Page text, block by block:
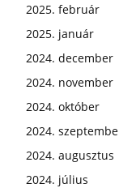
2025. február
2025. január
2024. december
2024. november
2024. október
2024.
2024. augusztus
2024. július